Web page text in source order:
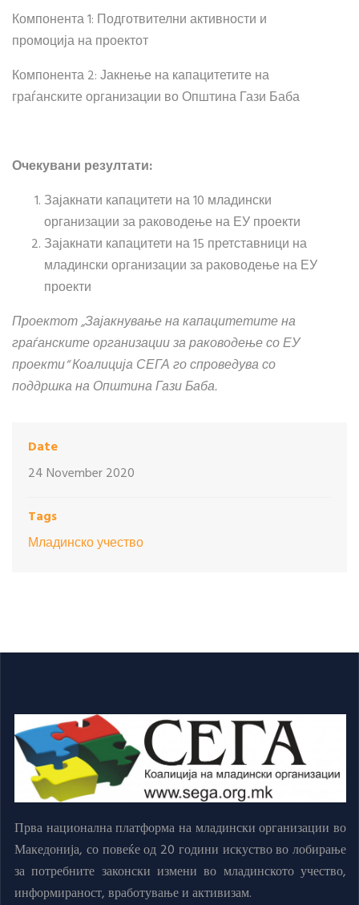
Компонента 1: Подготвителни активности и
промоција на проектот
Компонента 2: Јакнење на капацитетите на
граѓанските организации во Општина Гази Баба
Очекувани резултати:
Зајакнати капацитети на 10 младински
организации за раководење на ЕУ проекти
Зајакнати капацитети на 15 претставници на
младински организации за раководење на ЕУ
проекти
Проектот „Зајакнување на капацитетите на
граѓанските организации за раководење со ЕУ
проекти“ Коалиција СЕГА го спроведува со
поддршка на Општина Гази Баба.
Date
24 November 2020
Tags
Младинско учество
Прва национална платформа на младински организации во
Македонија, со повеќе од 20 години искуство во лобирање
за потребните законски измени во младинското учество,
информираност, вработување и активизам.